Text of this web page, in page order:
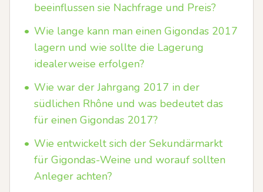
beeinflussen sie Nachfrage und Preis?
• Wie lange kann man einen Gigondas 2017
lagern und wie sollte die Lagerung
idealerweise erfolgen?
• Wie war der Jahrgang 2017 in der
südlichen Rhône und was bedeutet das
für einen Gigondas 2017?
• Wie entwickelt sich der Sekundärmarkt
für Gigondas-Weine und worauf sollten
Anleger achten?